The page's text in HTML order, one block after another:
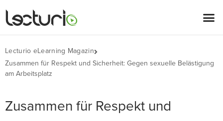
Lecturio eLearning Magazin
Zusammen für Respekt und Sicherheit: Gegen sexuelle Belästigung
am Arbeitsplatz
Zusammen für Respekt und